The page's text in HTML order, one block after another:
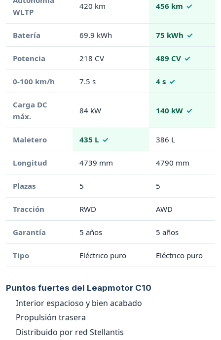
WLTP
420 km 456 km
Batería 69.9 kWh 75 kWh
Potencia 218 CV 489 CV
0-100 km/h 7.5 s 4 s
Carga DC
máx.
84 kW 140 kW
Maletero 435 L 386 L
Longitud 4739 mm 4790 mm
Plazas 5 5
Tracción RWD AWD
Garantía 5 años 5 años
Tipo Eléctrico puro Eléctrico puro
Puntos fuertes del Leapmotor C10
Interior espacioso y bien acabado
Propulsión trasera
Distribuido por red Stellantis